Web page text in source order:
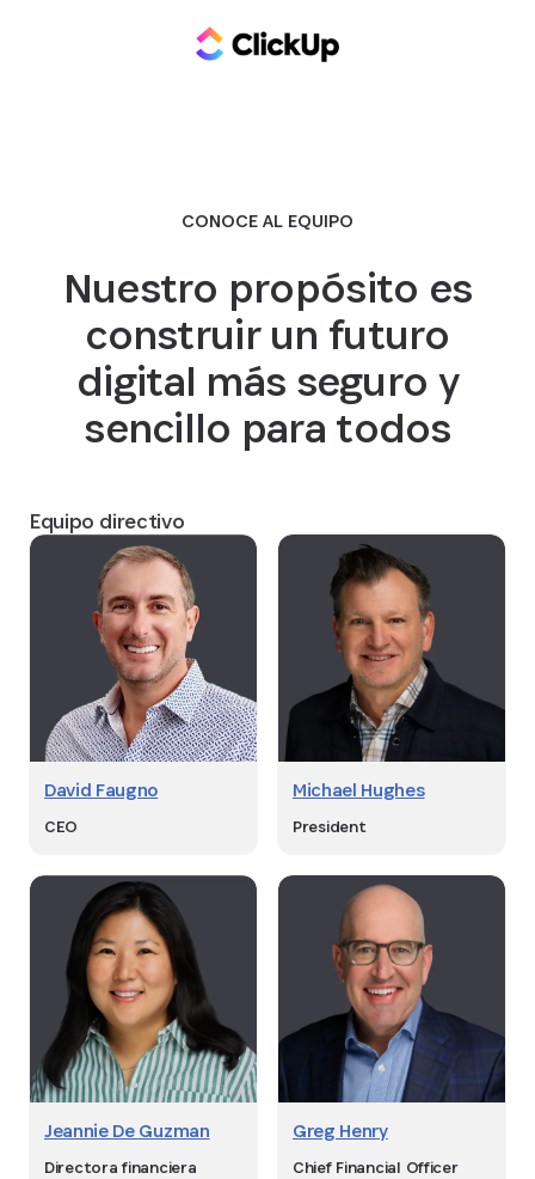
CONOCE AL EQUIPO
Nuestro propósito es
construir un futuro
digital más seguro y
sencillo para todos
Equipo directivo
David Faugno
CEO
Michael Hughes
President
Jeannie De Guzman
Directora financiera
Greg Henry
Chief Financial Officer